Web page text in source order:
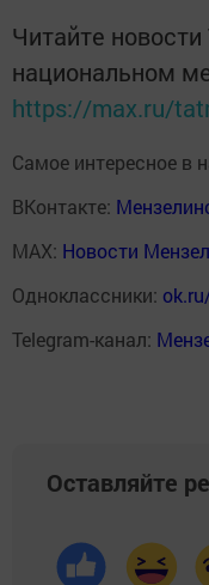
Читайте новости
национальном
https://max.ru/
Самое интересное в
ВКонтакте:
MAX: Новости
Одноклассники:
Telegram-канал:
Оставляйте